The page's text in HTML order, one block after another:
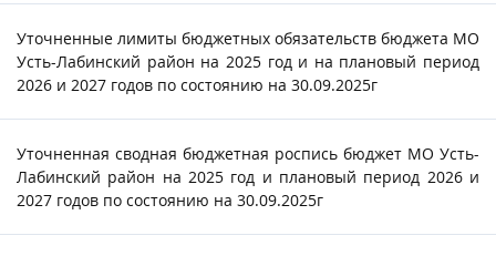
Уточненные лимиты бюджетных обязательств бюджета МО
Усть-Лабинский район на 2025 год и на плановый период
2026 и 2027 годов по состоянию на 30.09.2025г
Уточненная сводная бюджетная роспись бюджет МО Усть-
Лабинский район на 2025 год и плановый период 2026 и
2027 годов по состоянию на 30.09.2025г